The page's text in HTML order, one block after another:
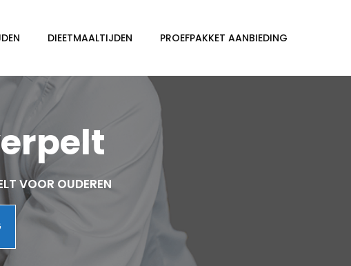
DIEETMAALTIJDEN PROEFPAKKET AANBIEDING
VOOR OUDEREN